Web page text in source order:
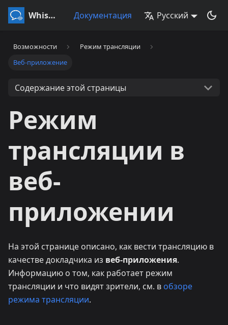
Whisperr Документация Русский
Возможности
Режим трансляции
Веб-приложение
Содержание этой страницы
Режим
трансляции в
веб-
приложении
На этой странице описано, как вести трансляцию в
качестве докладчика из веб-приложения.
Информацию о том, как работает режим
трансляции и что видят зрители, см. в обзоре
режима трансляции.